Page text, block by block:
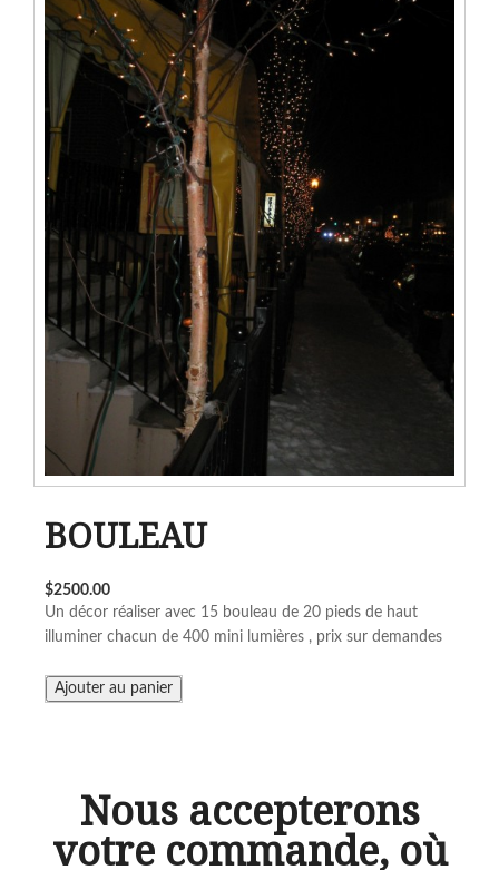
BOULEAU
$2500.00
Un décor réaliser avec 15 bouleau de 20 pieds de haut
illuminer chacun de 400 mini lumières , prix sur demandes
Nous accepterons
votre commande, où